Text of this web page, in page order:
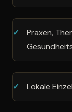
Praxen,
Lokale